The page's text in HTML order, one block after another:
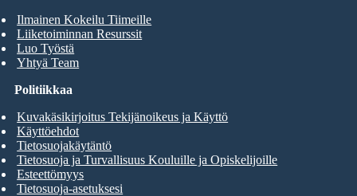
Ilmainen Kokeilu Tiimeille
Liiketoiminnan Resurssit
Luo Työstä
Yhtyä Team
Politiikkaa
Kuvakäsikirjoitus Tekijänoikeus ja Käyttö
Käyttöehdot
Tietosuojakäytäntö
Tietosuoja ja Turvallisuus Kouluille ja Opiskelijoille
Esteettömyys
Tietosuoja-asetuksesi